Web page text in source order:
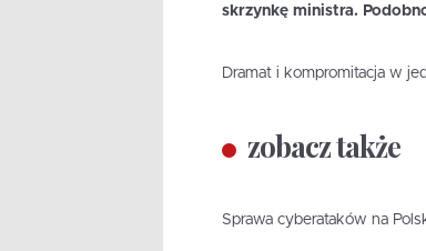
skrzynkę ministra.
Dramat i kompromitacja w
zobacz także
Sprawa cyberataków na